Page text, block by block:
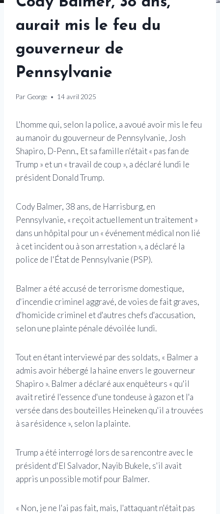
aurait mis le feu du
gouverneur de
Pennsylvanie
Par George 14 avril 2025
L'homme qui, selon la police, a avoué avoir mis le feu
au manoir du gouverneur de Pennsylvanie, Josh
Shapiro, D-Penn., Et sa famille n'était « pas fan de
Trump » et un « travail de coup », a déclaré lundi le
président Donald Trump.
Cody Balmer, 38 ans, de Harrisburg, en
Pennsylvanie, « reçoit actuellement un traitement »
dans un hôpital pour un « événement médical non lié
à cet incident ou à son arrestation », a déclaré la
police de l'État de Pennsylvanie (PSP).
Balmer a été accusé de terrorisme domestique,
d'incendie criminel aggravé, de voies de fait graves,
d'homicide criminel et d'autres chefs d'accusation,
selon une plainte pénale dévoilée lundi.
Tout en étant interviewé par des soldats, « Balmer a
admis avoir hébergé la haine envers le gouverneur
Shapiro ». Balmer a déclaré aux enquêteurs « qu'il
avait retiré l'essence d'une tondeuse à gazon et l'a
versée dans des bouteilles Heineken qu'il a trouvées
à sa résidence », selon la plainte.
Trump a été interrogé lors de sa rencontre avec le
président d'El Salvador, Nayib Bukele, s'il avait
appris un possible motif pour Balmer.
« Non, je ne l'ai pas fait, mais, l'attaquant n'était pas